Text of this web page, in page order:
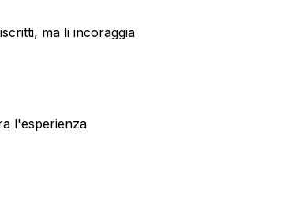
ma li incoraggia
l'esperienza